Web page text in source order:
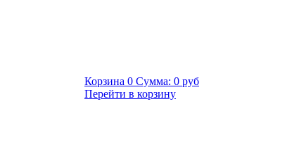
Корзина 0 Сумма: 0 руб
Перейти в корзину